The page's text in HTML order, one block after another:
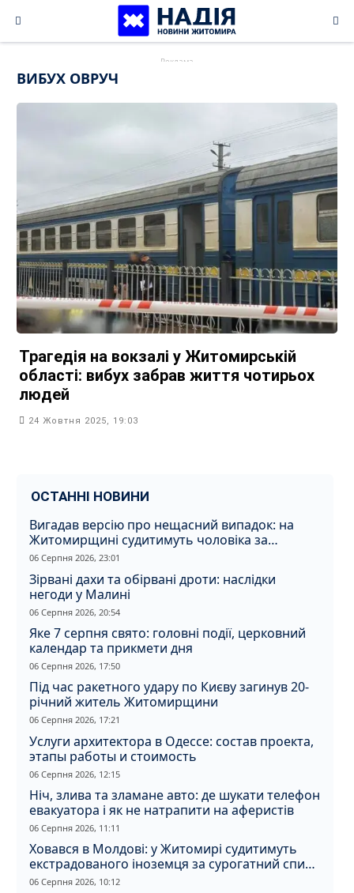
content
ВИБУХ ОВРУЧ
Трагедія на вокзалі у Житомирській
області: вибух забрав життя чотирьох
людей
24 Жовтня 2025, 19:03
ОСТАННІ НОВИНИ
Вигадав версію про нещасний випадок: на
Житомирщині судитимуть чоловіка за
вбивство співмешканки
06 Серпня 2026, 23:01
Зірвані дахи та обірвані дроти: наслідки
негоди у Малині
06 Серпня 2026, 20:54
Яке 7 серпня свято: головні події, церковний
календар та прикмети дня
06 Серпня 2026, 17:50
Під час ракетного удару по Києву загинув 20-
річний житель Житомирщини
06 Серпня 2026, 17:21
Услуги архитектора в Одессе: состав проекта,
этапы работы и стоимость
06 Серпня 2026, 12:15
Ніч, злива та зламане авто: де шукати телефон
евакуатора і як не натрапити на аферистів
06 Серпня 2026, 11:11
Ховався в Молдові: у Житомирі судитимуть
екстрадованого іноземця за сурогатний спирт
і відмивання грошей
06 Серпня 2026, 10:12